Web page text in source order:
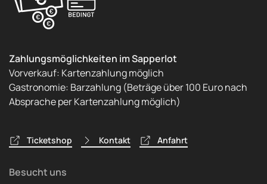
Zahlungsmöglichkeiten im Sapperlot
Vorverkauf: Kartenzahlung möglich
Gastronomie: Barzahlung (Beträge über 100 Euro nach
Absprache per Kartenzahlung möglich)
Ticketshop Kontakt Anfahrt
Besucht uns